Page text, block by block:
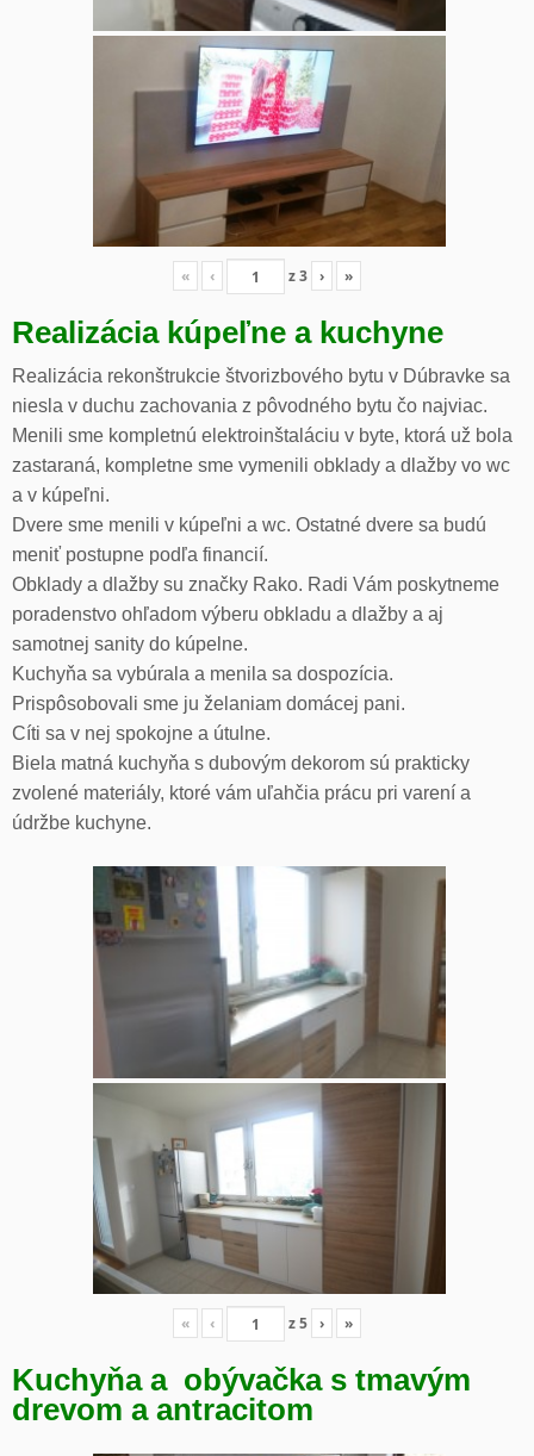
« ‹ z3 › »
Realizácia kúpeľne a kuchyne
Realizácia rekonštrukcie štvorizbového bytu v Dúbravke sa
niesla v duchu zachovania z pôvodného bytu čo najviac.
Menili sme kompletnú elektroinštaláciu v byte, ktorá už bola
zastaraná, kompletne sme vymenili obklady a dlažby vo wc
a v kúpeľni.
Dvere sme menili v kúpeľni a wc. Ostatné dvere sa budú
meniť postupne podľa financií.
Obklady a dlažby su značky Rako. Radi Vám poskytneme
poradenstvo ohľadom výberu obkladu a dlažby a aj
samotnej sanity do kúpelne.
Kuchyňa sa vybúrala a menila sa dospozícia.
Prispôsobovali sme ju želaniam domácej pani.
Cíti sa v nej spokojne a útulne.
Biela matná kuchyňa s dubovým dekorom sú prakticky
zvolené materiály, ktoré vám uľahčia prácu pri varení a
údržbe kuchyne.
« ‹ z5 › »
Kuchyňa a obývačka s tmavým
drevom a antracitom